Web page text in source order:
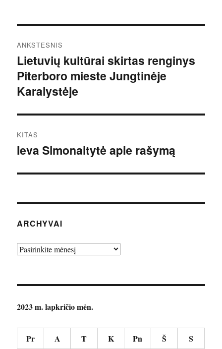
tarp
įrašų
ANKSTESNIS
Ankstesnis
įrašas:
Lietuvių kultūrai skirtas renginys
Piterboro mieste Jungtinėje
Karalystėje
KITAS
Kitas
Ieva Simonaitytė apie rašymą
ARCHYVAI
Archyvai
2023 m. lapkričio mėn.
Pr A T K Pn Š S